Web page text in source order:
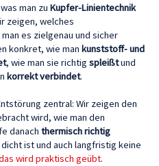
man zu Kupfer-Linientechnik
zeigen, welches
es zielgenau und sicher
konkret, wie man kunststoff- und
, wie man sie richtig spleißtund
korrekt verbindet.
zentral: Wir zeigen den
wird, wie man den
danach thermisch richtig
ist und auch langfristig keine
wird praktisch geübt.